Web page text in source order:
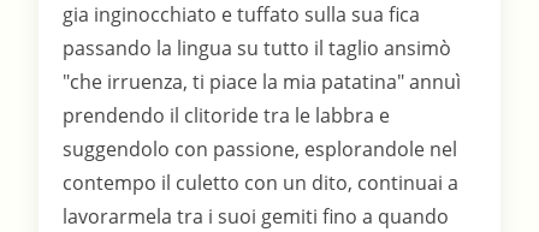
gia inginocchiato e tuffato sulla sua fica
passando la lingua su tutto il taglio ansimò
"che irruenza, ti piace la mia patatina" annuì
prendendo il clitoride tra le labbra e
suggendolo con passione, esplorandole nel
contempo il culetto con un dito, continuai a
lavorarmela tra i suoi gemiti fino a quando